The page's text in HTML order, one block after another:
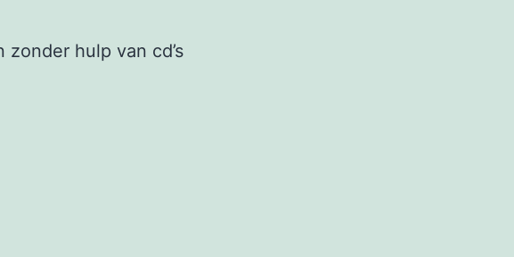
hulp van cd’s